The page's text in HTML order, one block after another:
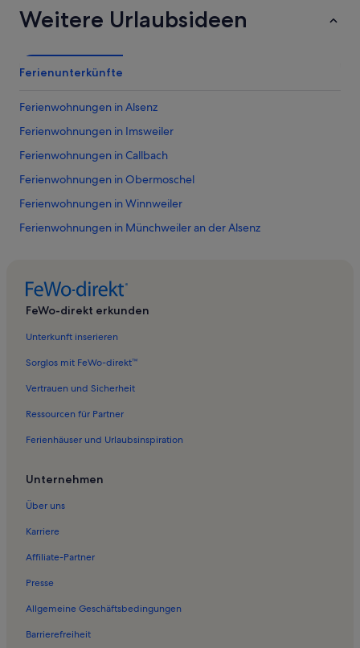
Weitere Urlaubsideen
Ferienunterkünfte
Ferienwohnungen in Alsenz
Ferienwohnungen in Imsweiler
Ferienwohnungen in Callbach
Ferienwohnungen in Obermoschel
Ferienwohnungen in Winnweiler
Ferienwohnungen in Münchweiler an der Alsenz
Ferienwohnungen in Niederkirchen
Ferienwohnungen in Schönborn
Ferienwohnungen in Steinbach am Donnersberg
Ferienwohnungen in Waldgrehweiler
Ferienwohnungen in Ruppertsecken
Ferienwohnungen in Lohnsfeld
Ferienwohnungen in Kahnweilerhaus
FeWo-direkt erkunden
Unterkunft inserieren
Sorglos mit FeWo-direkt™
Vertrauen und Sicherheit
Ressourcen für Partner
Ferienhäuser und Urlaubsinspiration
Unternehmen
Über uns
Karriere
Affiliate-Partner
Presse
Allgemeine Geschäftsbedingungen
Barrierefreiheit